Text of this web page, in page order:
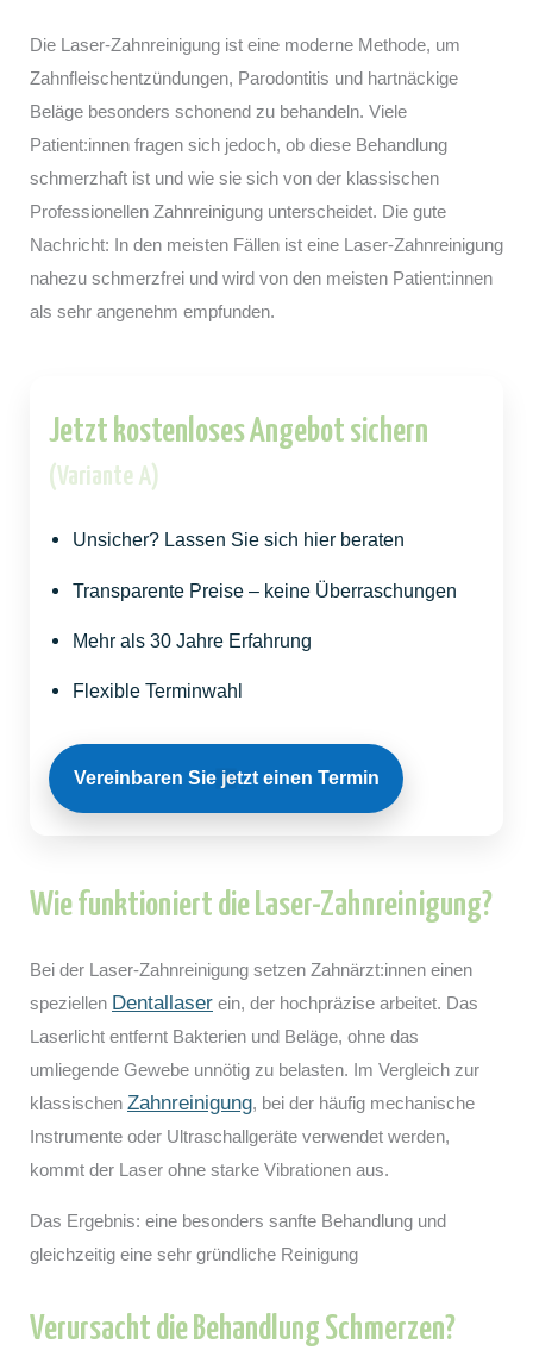
Die Laser-Zahnreinigung ist eine moderne Methode, um
Zahnfleischentzündungen, Parodontitis und hartnäckige
Beläge besonders schonend zu behandeln. Viele
Patient:innen fragen sich jedoch, ob diese Behandlung
schmerzhaft ist und wie sie sich von der klassischen
Professionellen Zahnreinigung unterscheidet. Die gute
Nachricht: In den meisten Fällen ist eine Laser-Zahnreinigung
nahezu schmerzfrei und wird von den meisten Patient:innen
als sehr angenehm empfunden.
Jetzt kostenloses Angebot sichern
(Variante A)
Unsicher? Lassen Sie sich hier beraten
Transparente Preise – keine Überraschungen
Mehr als 30 Jahre Erfahrung
Flexible Terminwahl
Vereinbaren Sie jetzt einen Termin
Wie funktioniert die Laser-Zahnreinigung?
Bei der Laser-Zahnreinigung setzen Zahnärzt:innen einen
speziellen Dentallaser ein, der hochpräzise arbeitet. Das
Laserlicht entfernt Bakterien und Beläge, ohne das
umliegende Gewebe unnötig zu belasten. Im Vergleich zur
klassischen Zahnreinigung, bei der häufig mechanische
Instrumente oder Ultraschallgeräte verwendet werden,
kommt der Laser ohne starke Vibrationen aus.
Das Ergebnis: eine besonders sanfte Behandlung und
gleichzeitig eine sehr gründliche Reinigung
Verursacht die Behandlung Schmerzen?